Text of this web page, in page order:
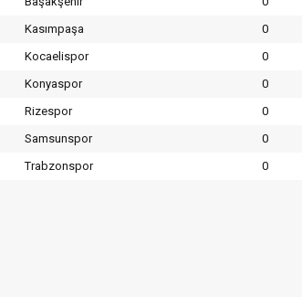
Kasımpaşa 0
Kocaelispor 0
Konyaspor 0
Rizespor 0
Samsunspor 0
Trabzonspor 0